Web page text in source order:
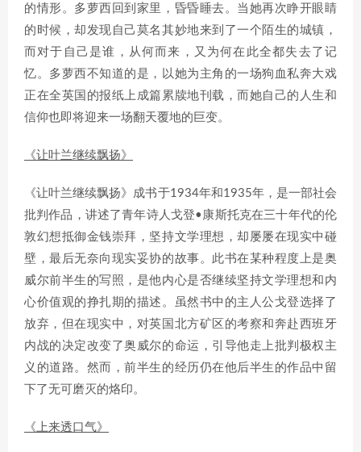
的情形。多萝西回到家里，昏昏睡去。当她再次睁开眼睛
的时候，却发现自己莫名其妙地来到了一个陌生的城镇，
而对于自己是谁，从何而来，又为何在此全都失去了记
忆。多萝西不知道的是，以她为主角的一场狗血私奔大戏
正在全英国的报纸上成篇累牍地刊载，而她自己的人生和
信仰也即将迎来一场翻天覆地的巨变。
《让叶兰继续飘扬》
《让叶兰继续飘扬》成书于1934年和1935年，是一部社会
批判作品，讲述了青年诗人戈登•康斯托克在三十年代的伦
敦幻想抵御金钱崇拜，坚持文学理想，却屡屡在现实中碰
壁，最后无奈向现实妥协的故事。此书在某种程度上是奥
威尔前半生的写照，是他内心是否继续坚持文学理想和内
心价值观的挣扎期的描述。虽然书中的主人公戈登选择了
放弃，但在现实中，对英国北方矿区的考察和奔赴西班牙
内战的决定改变了奥威尔的命运，引导他走上批判极权主
义的道路。然而，前半生的经历仍在他后半生的作品中留
下了无可磨灭的烙印。
《上来透口气》